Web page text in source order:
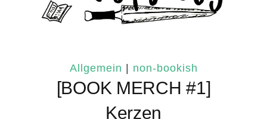
Allgemein non-bookish
[BOOK MERCH #1]
Kerzen